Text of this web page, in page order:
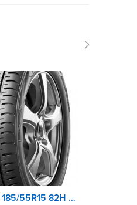
DUNLOP 185/55R15 82H SP TOURING R1